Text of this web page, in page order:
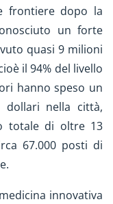
frontiere dopo la
un forte
quasi 9 milioni
il 94% del livello
hanno speso un
nella città,
totale di oltre 13
67.000 posti di
innovativa